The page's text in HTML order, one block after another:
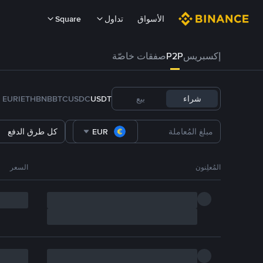
الأسواق تداول Square
إكسبريسP2Pصفقات خاصّة
شراء بيع USDT
USDC
BTC
BNB
ETH
EURI
EUR كل طرق الدفع
المُعلِنون السعر